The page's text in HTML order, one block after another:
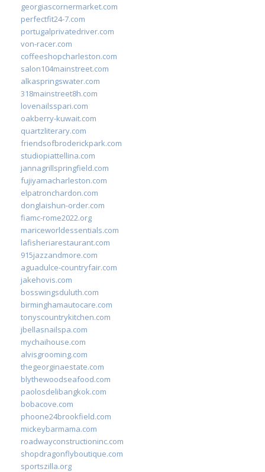
georgiascornermarket.com
perfectfit24-7.com
portugalprivatedriver.com
von-racer.com
coffeeshopcharleston.com
salon104mainstreet.com
alkaspringswater.com
318mainstreet8h.com
lovenailsspari.com
oakberry-kuwait.com
quartzliterary.com
friendsofbroderickpark.com
studiopiattellina.com
jannagrillspringfield.com
fujiyamacharleston.com
elpatronchardon.com
donglaishun-order.com
fiamc-rome2022.org
mariceworldessentials.com
lafisheriarestaurant.com
915jazzandmore.com
aguadulce-countryfair.com
jakehovis.com
bosswingsduluth.com
birminghamautocare.com
tonyscountrykitchen.com
jbellasnailspa.com
mychaihouse.com
alvisgrooming.com
thegeorginaestate.com
blythewoodseafood.com
paolosdelibangkok.com
bobacove.com
phoone24brookfield.com
mickeybarmama.com
roadwayconstructioninc.com
shopdragonflyboutique.com
sportszilla.org